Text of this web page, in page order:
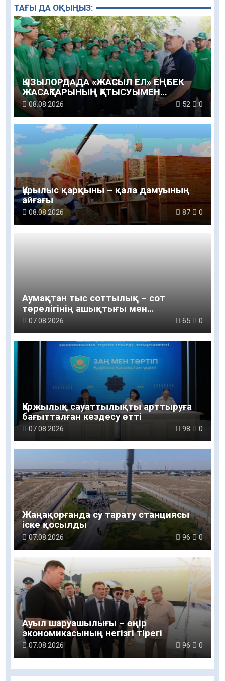
ТАҒЫ ДА ОҚЫҢЫЗ:
ҚЫЗЫЛОРДАДА «ЖАСЫЛ ЕЛ» ЕҢБЕК
ЖАСАҚТАРЫНЫҢ ҚАТЫСУЫМЕН
ЭКОЛОГИЯЛЫҚ СЕНБІЛІК ӨТТІ
08.08.2026 52 0
Құрылыс қарқыны – қала дамуының
айғағы
08.08.2026 87 0
Аумақтан тыс соттылық – сот
төрелігінің ашықтығы мен
қолжетімділігін арттыру құралы
07.08.2026 65 0
Қаржылық сауаттылықты арттыруға
бағытталған кездесу өтті
07.08.2026 98 0
Жаңақорғанда су тарату станциясы
іске қосылды
07.08.2026 96 0
Ауыл шаруашылығы – өңір
экономикасының негізгі тірегі
07.08.2026 96 0